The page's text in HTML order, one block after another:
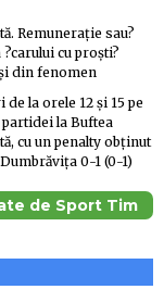
Remuneraţie sau?
cu proşti?
din fenomen
la orele 12 şi 15 pe
partidei la Buftea
cu un penalty obţinut
0-1 (0-1)
de Sport Tim